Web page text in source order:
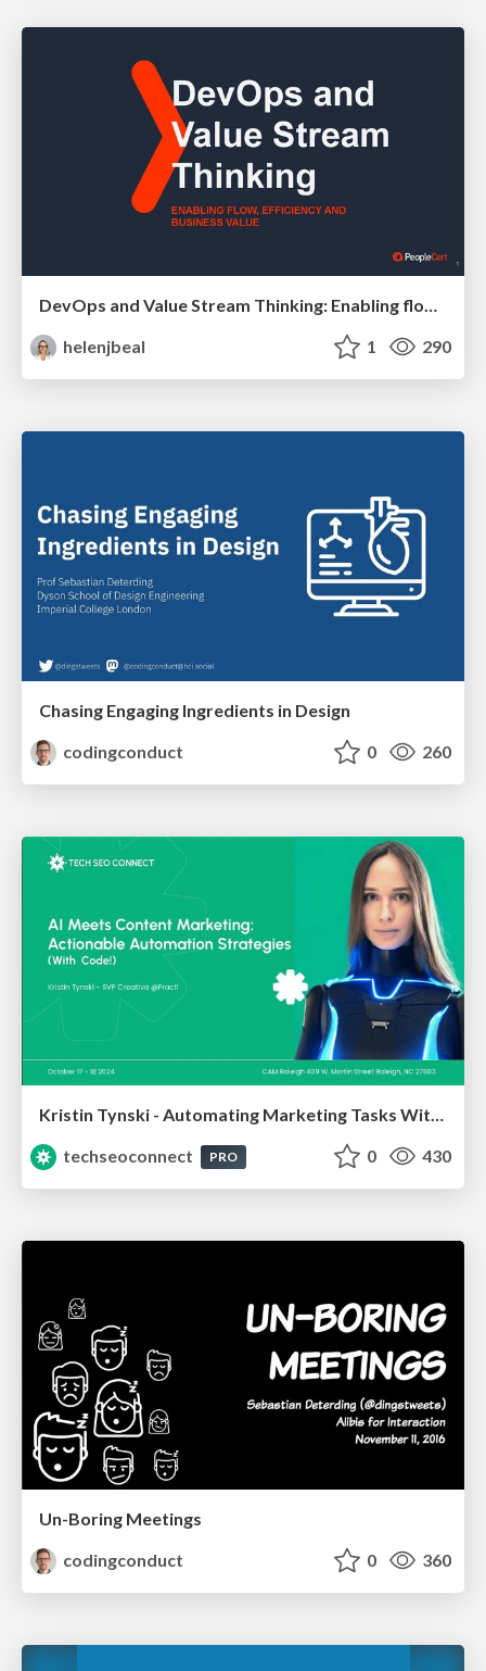
DevOps and Value Stream Thinking: Enabling flow, efficiency and business value
helenjbeal
1 290
Chasing Engaging Ingredients in Design
codingconduct
0 260
Kristin Tynski - Automating Marketing Tasks With AI
techseoconnect
PRO 0 430
Un-Boring Meetings
codingconduct
0 360